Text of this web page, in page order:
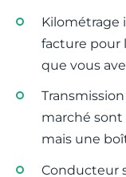
Kilométrage
facture pour
que vous
marché sont
mais une
Conducteur